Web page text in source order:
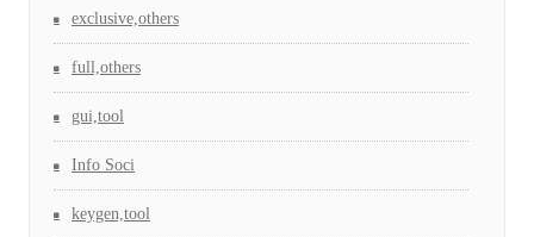
exclusive,others
full,others
gui,tool
Info Soci
keygen,tool